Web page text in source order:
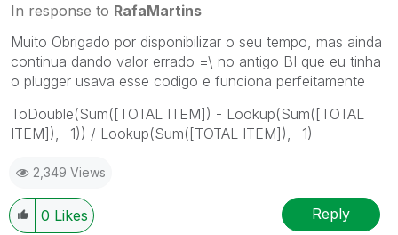
In response to RafaMartins
Muito Obrigado por disponibilizar o seu tempo, mas ainda
continua dando valor errado =\ no antigo BI que eu tinha
o plugger usava esse codigo e funciona perfeitamente
ToDouble(Sum([TOTAL ITEM]) - Lookup(Sum([TOTAL
ITEM]), -1)) / Lookup(Sum([TOTAL ITEM]), -1)
2,349 Views
0 Likes Reply